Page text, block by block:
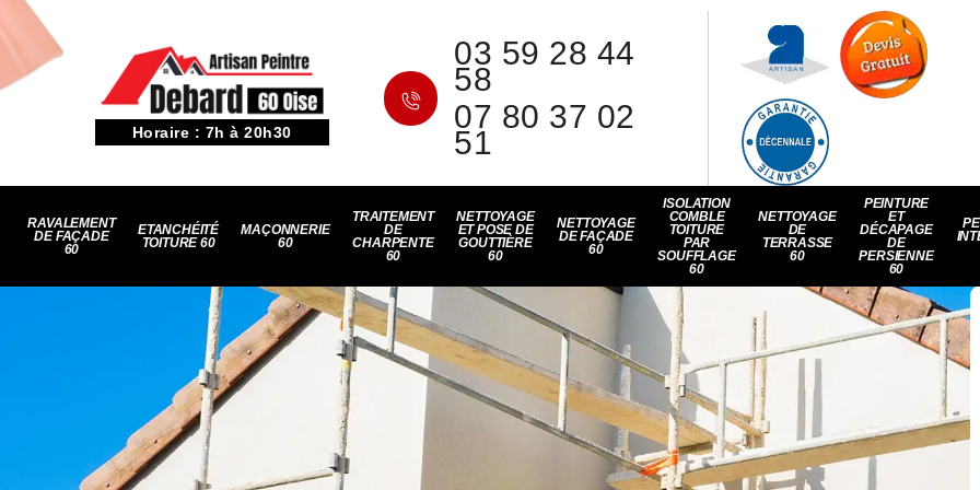
Horaire : 7h à 20h30
03 59 28 44
58
07 80 37 02
51
RAVALEMENT
DE FAÇADE
60
ETANCHÉITÉ
TOITURE 60
MAÇONNERIE
60
TRAITEMENT
DE
CHARPENTE
60
NETTOYAGE
ET POSE DE
GOUTTIÈRE
60
NETTOYAGE
DE FAÇADE
60
ISOLATION
COMBLE
TOITURE
PAR
SOUFFLAGE
60
NETTOYAGE
DE
TERRASSE
60
PEINTURE
ET
DÉCAPAGE
DE
PERSIENNE
60